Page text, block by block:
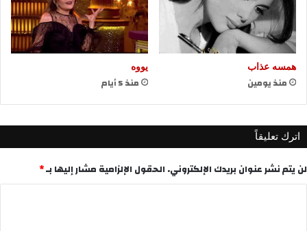
همسه عذاب
منذ يومين
يووه
منذ 5 أيام
اترك تعليقاً
لن يتم نشر عنوان بريدك الإلكتروني. الحقول الإلزامية مشار إليها بـ*